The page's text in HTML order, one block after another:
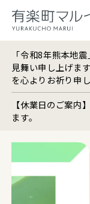
「令和8年熊本地
見舞い申し上げま
を心よりお祈り申し
【休業日のご案内
ます。